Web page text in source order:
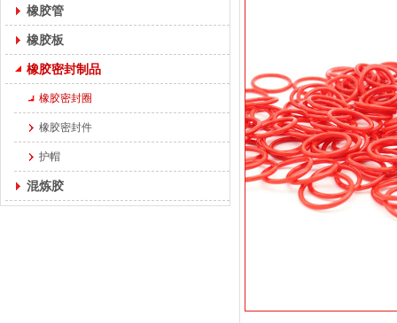
橡胶管
橡胶板
橡胶密封制品
橡胶密封圈
橡胶密封件
护帽
混炼胶